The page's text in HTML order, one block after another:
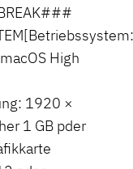
High
1920 ×
1 GB pder